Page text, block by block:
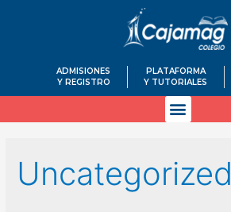
ADMISIONES
Y REGISTRO
PLATAFORMA
Y TUTORIALES
Uncategorized